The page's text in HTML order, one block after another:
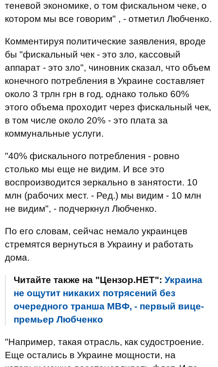
теневой экономике, о том фискальном чеке, о
котором мы все говорим" , - отметил Любченко.
Комментируя политические заявления, вроде
бы "фискальный чек - это зло, кассовый
аппарат - это зло", чиновник сказал, что объем
конечного потребления в Украине составляет
около 3 трлн грн в год, однако только 60%
этого объема проходит через фискальный чек,
в том числе около 20% - это плата за
коммунальные услуги.
"40% фискального потребления - ровно
столько мы еще не видим. И все это
воспроизводится зеркально в занятости. 10
млн (рабочих мест. - Ред.) мы видим - 10 млн
не видим", - подчеркнул Любченко.
По его словам, сейчас немало украинцев
стремятся вернуться в Украину и работать
дома.
Читайте также на "Цензор.НЕТ": Украина
не ощутит никаких потрясений без
очередного транша МВФ, - первый вице-
премьер Любченко
"Например, такая отрасль, как судостроение.
Еще остались в Украине мощности, на